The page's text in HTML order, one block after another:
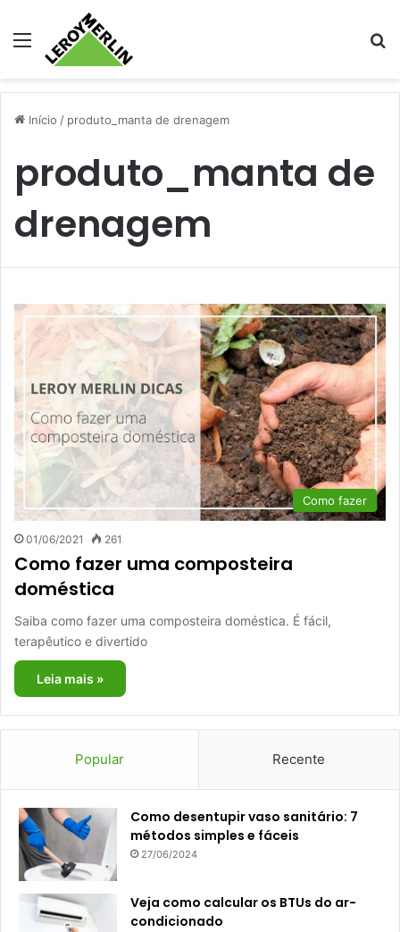
Menu
Início / produto_manta de drenagem
produto_manta de
drenagem
Como fazer
01/06/2021 261
Como fazer uma composteira
doméstica
Saiba como fazer uma composteira doméstica. É fácil,
terapêutico e divertido
Leia mais »
Popular Recente
Como desentupir vaso sanitário: 7
métodos simples e fáceis
27/06/2024
Veja como calcular os BTUs do ar-
condicionado